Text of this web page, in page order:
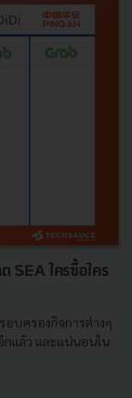
SEA ใครซื้อใคร
อบครองกิจการต่างๆ
กแล้ว และแน่นอนใน